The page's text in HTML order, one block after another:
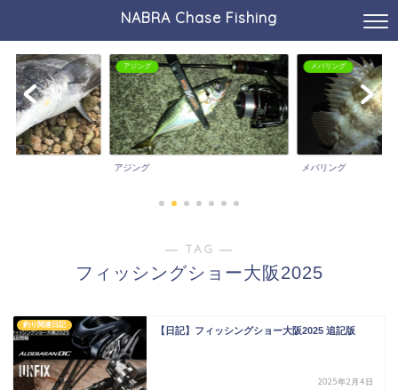
NABRA Chase Fishing
アジング
アジング
メバリング
メバリング
― TAG ―
フィッシングショー大阪2025
釣り関連日記
【日記】フィッシングショー大阪2025 追記版
2025年2月4日